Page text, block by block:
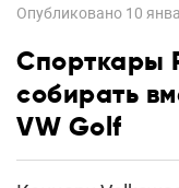
Опубликовано 10
Спорткары
собирать
VW Golf